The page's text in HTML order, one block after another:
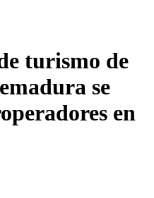
turismo de
se
en